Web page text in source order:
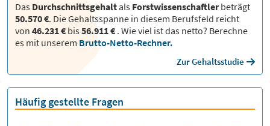
Das Durchschnittsgehaltals Forstwissenschaftlerbeträgt
50.570 €. Die Gehaltsspanne in diesem Berufsfeld reicht
von 46.231 € bis56.911 € . Wie viel ist das netto? Berechne
es mit unserem Brutto-Netto-Rechner.
Zur Gehaltsstudie
Häufig gestellte Fragen